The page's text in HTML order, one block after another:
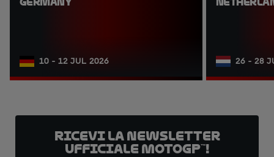
10 - 12 JUL 2026 26 - 28
Ricevi la newsletter
ufficiale MotoGP™!